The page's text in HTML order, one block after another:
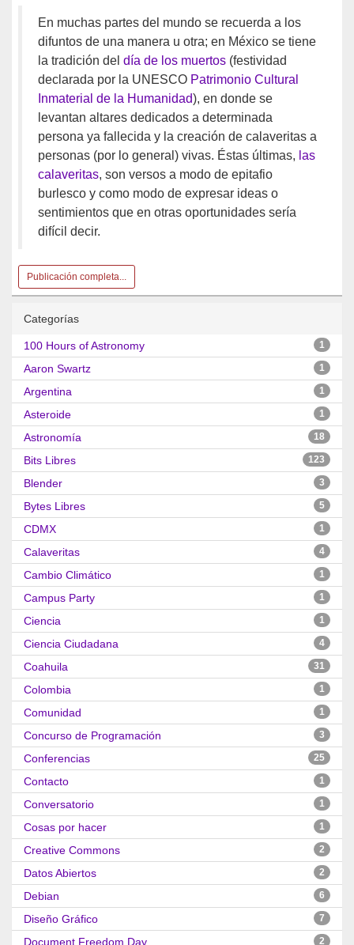
En muchas partes del mundo se recuerda a los
difuntos de una manera u otra; en México se tiene
la tradición del día de los muertos (festividad
declarada por la UNESCO Patrimonio Cultural
Inmaterial de la Humanidad), en donde se
levantan altares dedicados a determinada
persona ya fallecida y la creación de calaveritas a
personas (por lo general) vivas. Éstas últimas, las
calaveritas, son versos a modo de epitafio
burlesco y como modo de expresar ideas o
sentimientos que en otras oportunidades sería
difícil decir.
Publicación completa...
Categorías
100 Hours of Astronomy 1
Aaron Swartz 1
Argentina 1
Asteroide 1
Astronomía 18
Bits Libres 123
Blender 3
Bytes Libres 5
CDMX 1
Calaveritas 4
Cambio Climático 1
Campus Party 1
Ciencia 1
Ciencia Ciudadana 4
Coahuila 31
Colombia 1
Comunidad 1
Concurso de Programación 3
Conferencias 25
Contacto 1
Conversatorio 1
Cosas por hacer 1
Creative Commons 2
Datos Abiertos 2
Debian 6
Diseño Gráfico 7
Document Freedom Day 2